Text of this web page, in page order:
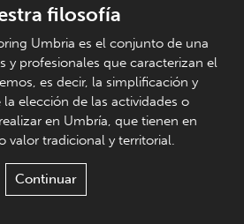
filosofía
Umbria es el conjunto de una
y profesionales que caracterizan el
es decir, la simplificación y
elección de las actividades o
en Umbría, que tienen en
valor tradicional y territorial.
Continuar